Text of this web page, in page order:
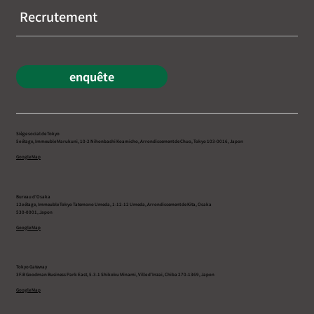
Recrutement
enquête
Siège social de Tokyo
5e étage, Immeuble Marukuni, 10-2 Nihonbashi Koamicho, Arrondissement de Chuo, Tokyo 103-0016, Japon
Google Map
Bureau d’Osaka
12e étage, Immeuble Tokyo Tatemono Umeda, 1-12-12 Umeda, Arrondissement de Kita, Osaka
530-0001, Japon
Google Map
Tokyo Gateway
3F-B Goodman Business Park East, 5-3-1 Shikoku Minami, Ville d’Inzai, Chiba 270-1369, Japon
Google Map